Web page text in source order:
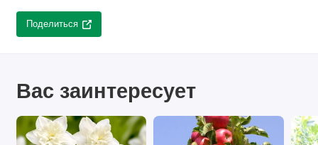
Поделиться
Вас заинтересует